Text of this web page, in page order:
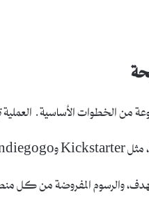
الخطوات الأساسية. العملية
والرسوم المفروضة من كل